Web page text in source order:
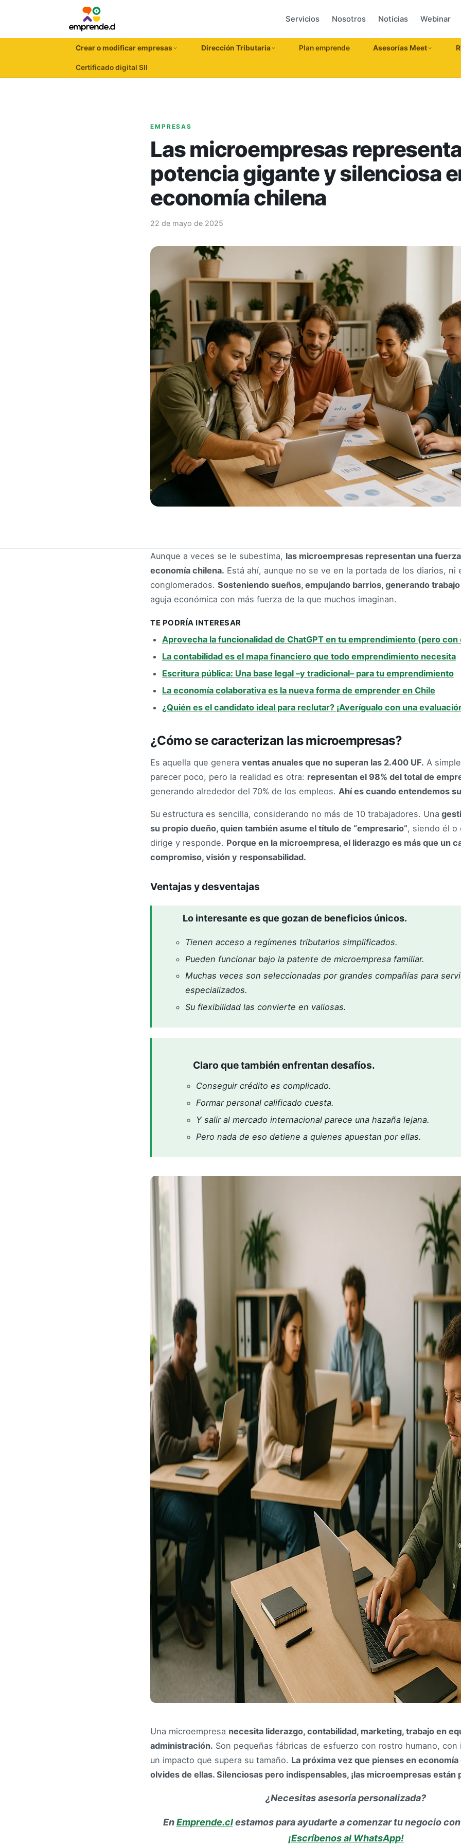
Servicios Nosotros Noticias Webinar
Crear o modificar empresas Dirección Tributaria Plan emprende Asesorías Meet
Certificado digital SII
EMPRESAS
Las microempresas
potencia gigante y silenciosa
economía chilena
22 de mayo de 2025
Aunque a veces se le subestima, las microempresas representan una
economía chilena. Está ahí, aunque no se ve en la portada de los diarios, ni
conglomerados. Sosteniendo sueños, empujando barrios, generando trabajo
aguja económica con más fuerza de la que muchos imaginan.
TE PODRÍA INTERESAR
Aprovecha la funcionalidad de ChatGPT en tu emprendimiento (pero con
La contabilidad es el mapa financiero que todo emprendimiento necesita
Escritura pública: Una base legal –y tradicional– para tu emprendimiento
La economía colaborativa es la nueva forma de emprender en Chile
¿Quién es el candidato ideal para reclutar? ¡Averígualo con una
¿Cómo se caracterizan las microempresas?
Es aquella que genera ventas anuales que no superan las 2.400 UF. A
parecer poco, pero la realidad es otra: representan el 98% del total de
generando alrededor del 70% de los empleos. Ahí es cuando entendemos
Su estructura es sencilla, considerando no más de 10 trabajadores. Una
su propio dueño, quien también asume el título de “empresario”, siendo él o
dirige y responde. Porque en la microempresa, el liderazgo es más que un
compromiso, visión y responsabilidad.
Ventajas y desventajas
Lo interesante es que gozan de beneficios únicos.
Tienen acceso a regímenes tributarios simplificados.
Pueden funcionar bajo la patente de microempresa familiar.
Muchas veces son seleccionadas por grandes compañías para
especializados.
Su flexibilidad las convierte en valiosas.
Claro que también enfrentan desafíos.
Conseguir crédito es complicado.
Formar personal calificado cuesta.
Y salir al mercado internacional parece una hazaña lejana.
Pero nada de eso detiene a quienes apuestan por ellas.
Una microempresa necesita liderazgo, contabilidad, marketing, trabajo en
administración. Son pequeñas fábricas de esfuerzo con rostro humano,
un impacto que supera su tamaño. La próxima vez que pienses en
olvides de ellas. Silenciosas pero indispensables, ¡las microempresas están
¿Necesitas asesoría personalizada?
EnEmprende.clestamos para ayudarte a comenzar tu negocio
¡Escríbenos al WhatsApp!